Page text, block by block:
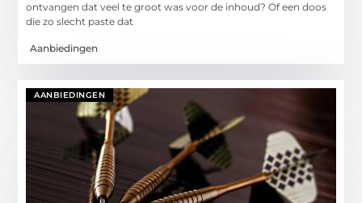
ontvangen dat veel te groot was voor de inhoud? Of een doos
die zo slecht paste dat
Aanbiedingen
AANBIEDINGEN